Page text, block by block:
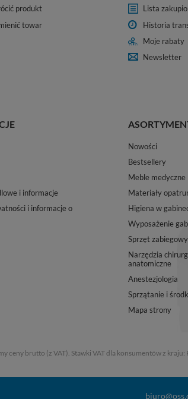
produkt
towar
Lista
Historia
Moje rabaty
Newsletter
i informacje
i informacje o
Nowości
Bestsellery
Meble medyczne
Materiały
Higiena w
Wyposażenie
Sprzęt zabiegowy
Narzędzia
anatomiczne
Anestezjologia
Sprzątanie i
Mapa strony
ceny brutto (z VAT). Stawki VAT dla konsumentów z kraju: